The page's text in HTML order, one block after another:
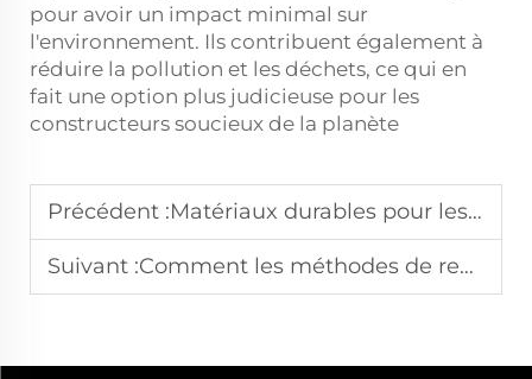
pour avoir un impact minimal sur
l'environnement. Ils contribuent également à
réduire la pollution et les déchets, ce qui en
fait une option plus judicieuse pour les
constructeurs soucieux de la planète
Précédent :Matériaux durables pour les canalisations dans les infrastructures modernes
Suivant :Comment les méthodes de recyclage des tuyaux façonnent l'avenir